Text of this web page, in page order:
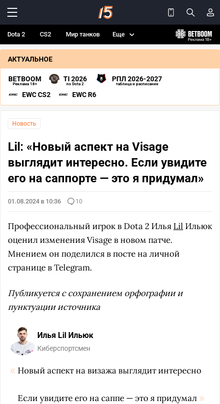
Dota 2 CS2 Мир танков Еще
АКТУАЛЬНОЕ
BETBOOM
Реклама 18+
TI 2026
по Dota 2
РПЛ 2026-2027
таблица и расписание
EWC CS2 EWC R6
Новость
Lil: «Новый аспект на Visage
выглядит интересно. Если увидите
его на саппорте — это я придумал»
01.08.2024 в 10:36 10
Профессиональный игрок в Dota 2 Илья Lil Ильюк
оценил изменения Visage в новом патче.
Мнением он поделился в посте на личной
странице в Telegram.
Публикуется с сохранением орфографии и
пунктуации источника
Илья Lil Ильюк
Киберспортсмен
Новый аспект на визажа выглядит интересно
Если увидите его на саппе — это я придумал